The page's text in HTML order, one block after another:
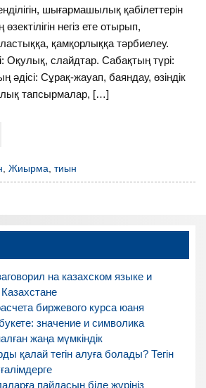
шығармашылық қабілеттерін
негіз ете отырып,
қамқорлыққа тәрбиелеу.
Оқулық, слайдтар. Сабақтың түрі:
әдісі: Сұрақ-жауап, баяндау, өзіндік
тапсырмалар, […]
,Жиырма,тиын
на казахском языке и
биржевого курса юаня
значение и символика
жаңа мүмкіндік
қалай тегін алуға болады? Тегін
пайдасын біле жүріңіз